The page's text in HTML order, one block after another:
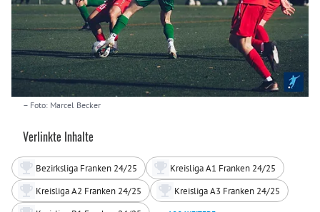
– Foto: Marcel Becker
Verlinkte Inhalte
Bezirksliga Franken 24/25
Kreisliga A1 Franken 24/25
Kreisliga A2 Franken 24/25
Kreisliga A3 Franken 24/25